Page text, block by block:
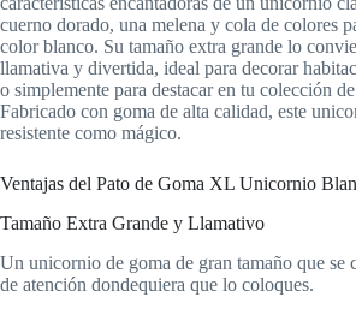
cuerno dorado, una melena y cola de colores
color blanco. Su tamaño extra grande lo
llamativa y divertida, ideal para decorar
o simplemente para destacar en tu colección
Fabricado con goma de alta calidad, este
resistente como mágico.
Ventajas del Pato de Goma XL Unicornio
Tamaño Extra Grande y Llamativo
Un unicornio de goma de gran tamaño que se
de atención dondequiera que lo coloques.